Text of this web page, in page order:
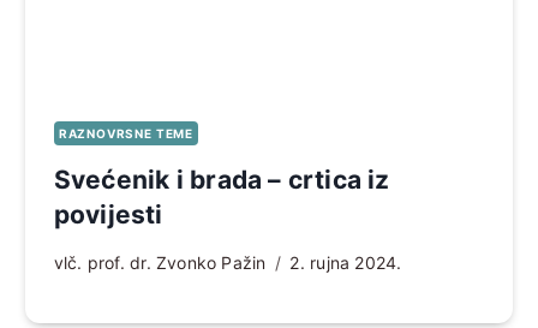
RAZNOVRSNE TEME
Svećenik i brada – crtica iz
povijesti
vlč. prof. dr. Zvonko Pažin 2. rujna 2024.